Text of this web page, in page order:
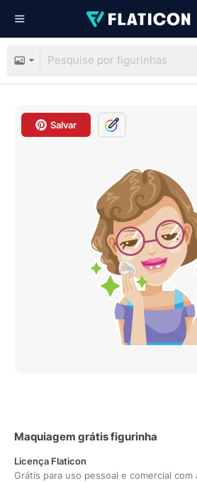
Salvar
Maquiagem grátis figurinha
Licença Flaticon
Grátis para uso pessoal e comercial com